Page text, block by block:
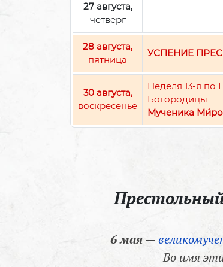
27 августа,
четверг
28 августа,
пятница
УСПЕНИЕ
30 августа,
воскресенье
Неделя 13-я по
Богородицы
Мученика
6 мая—
Во имя